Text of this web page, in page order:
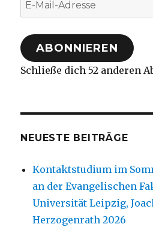
Mail-
Adresse
ABONNIEREN
Schließe dich 52 anderen
NEUESTE BEITRÄGE
Kontaktstudium im
an der Evangelischen
Universität Leipzig,
Herzogenrath 2026